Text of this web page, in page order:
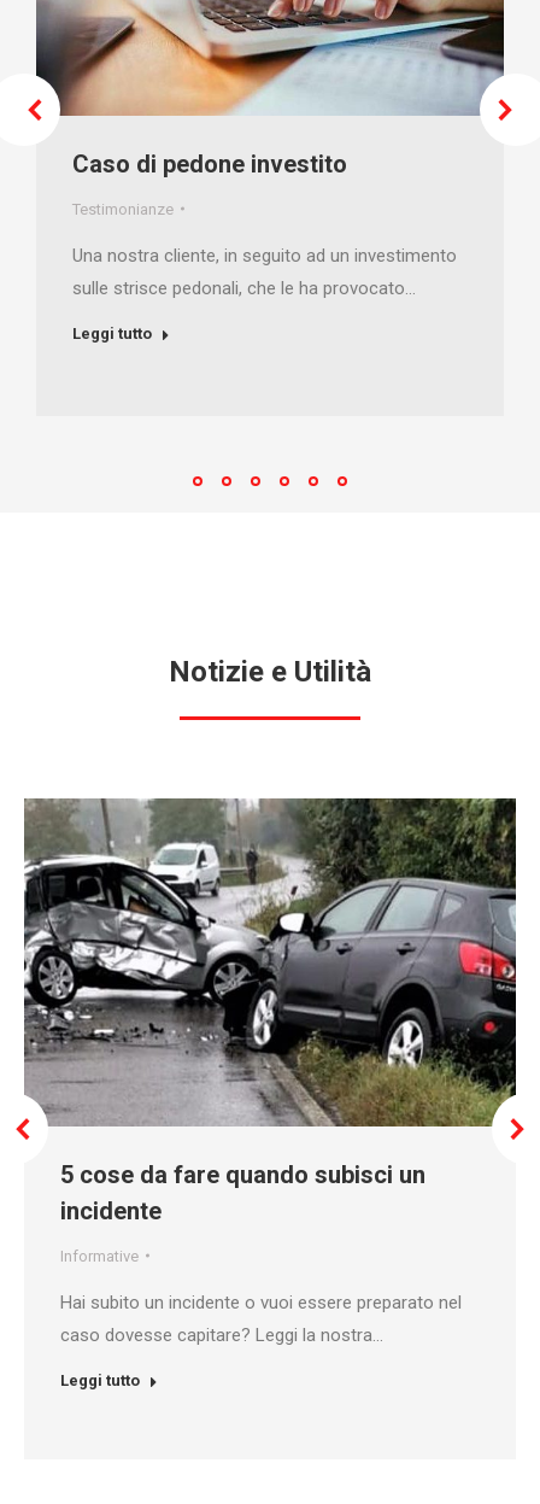
Caso di pedone investito
Testimonianze
Una nostra cliente, in seguito ad un investimento
sulle strisce pedonali, che le ha provocato…
Leggi tutto
Notizie e Utilità
5 cose da fare quando subisci un
incidente
Informative
Hai subito un incidente o vuoi essere preparato nel
caso dovesse capitare? Leggi la nostra…
Leggi tutto